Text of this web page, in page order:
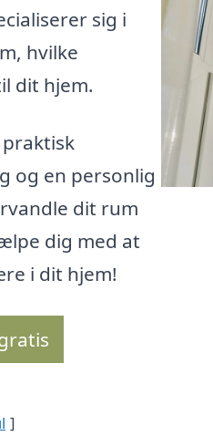
sig i
hvilke
dit hjem.
og en personlig
dit rum
dig med at
i dit hjem!